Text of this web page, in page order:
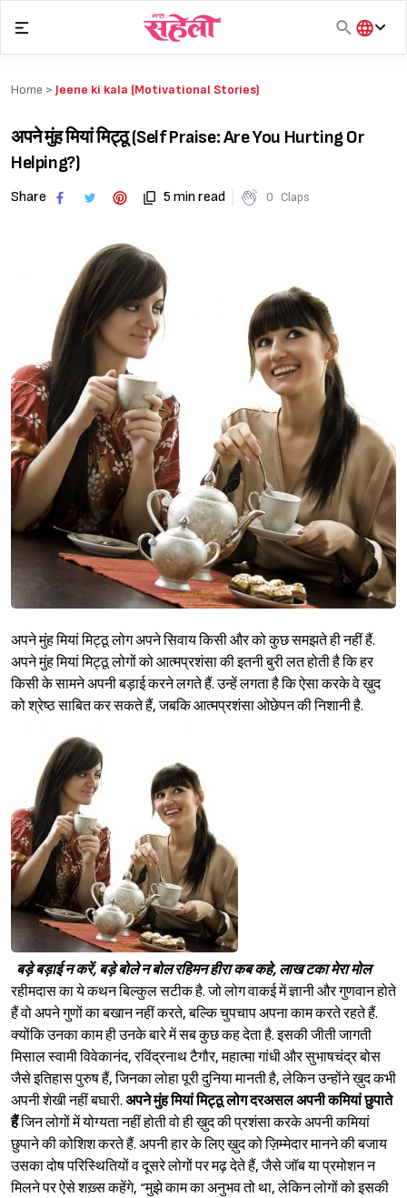
content
हिंदी
Home > Jeene ki kala (Motivational Stories)
अपने मुंह मियां मिट्ठू (Self Praise: Are You Hurting Or
Helping?)
Share 5 min read 0 Claps
अपने मुंह मियां मिट्ठू लोग अपने सिवाय किसी और को कुछ समझते ही नहीं हैं.
अपने मुंह मियां मिट्ठू लोगों को आत्मप्रशंसा की इतनी बुरी लत होती है कि हर
किसी के सामने अपनी बड़ाई करने लगते हैं. उन्हें लगता है कि ऐसा करके वे ख़ुद
को श्रेष्ठ साबित कर सकते हैं, जबकि आत्मप्रशंसा ओछेपन की निशानी है.
बड़े बड़ाई न करें, बड़े बोले न बोलरहिमन हीरा कब कहे, लाख टका मेरा मोल
रहीमदास का ये कथन बिल्कुल सटीक है. जो लोग वाकई में ज्ञानी और गुणवान होते
हैं वो अपने गुणों का बखान नहीं करते, बल्कि चुपचाप अपना काम करते रहते हैं.
क्योंकि उनका काम ही उनके बारे में सब कुछ कह देता है. इसकी जीती जागती
मिसाल स्वामी विवेकानंद, रविंद्रनाथ टैगौर, महात्मा गांधी और सुभाषचंद्र बोस
जैसे इतिहास पुरुष हैं, जिनका लोहा पूरी दुनिया मानती है, लेकिन उन्होंने ख़ुद कभी
अपनी शेखी नहीं बघारी. अपने मुंह मियां मिट्ठू लोग दरअसल अपनी कमियां छुपाते
हैंजिन लोगों में योग्यता नहीं होती वो ही ख़ुद की प्रशंसा करके अपनी कमियां
छुपाने की कोशिश करते हैं. अपनी हार के लिए ख़ुद को ज़िम्मेदार मानने की बजाय
उसका दोष परिस्थितियों व दूसरे लोगों पर मढ़ देते हैं, जैसे जॉब या प्रमोशन न
मिलने पर ऐसे शख़्स कहेंगे, “मुझे काम का अनुभव तो था, लेकिन लोगों को इसकी